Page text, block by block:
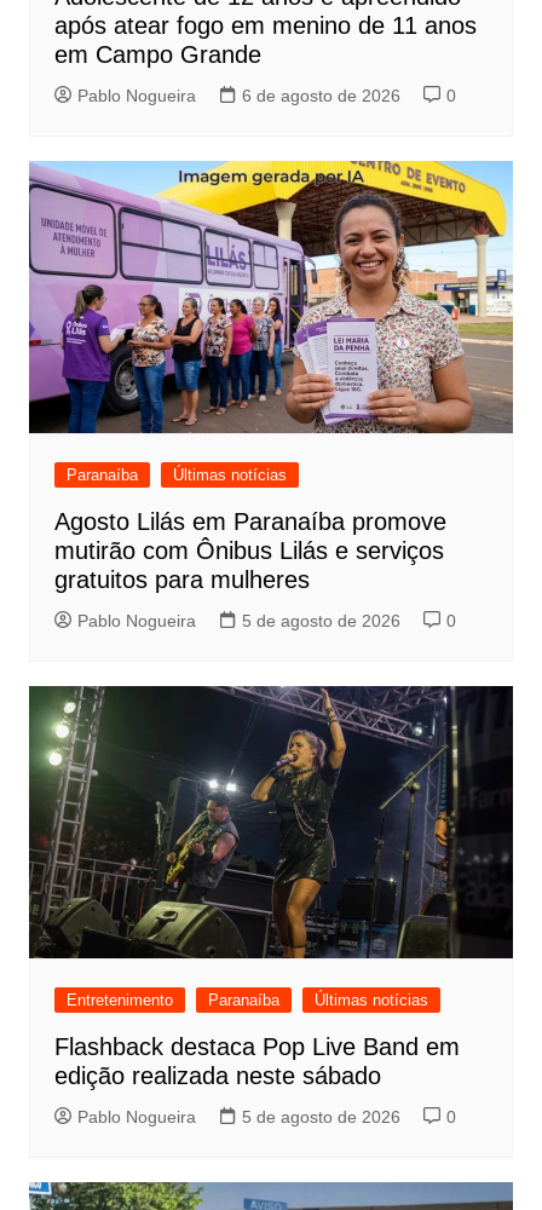
após atear fogo em menino de 11 anos
em Campo Grande
Pablo Nogueira 6 de agosto de 2026 0
Paranaíba Últimas notícias
Agosto Lilás em Paranaíba promove
mutirão com Ônibus Lilás e serviços
gratuitos para mulheres
Pablo Nogueira 5 de agosto de 2026 0
Entretenimento Paranaíba Últimas notícias
Flashback destaca Pop Live Band em
edição realizada neste sábado
Pablo Nogueira 5 de agosto de 2026 0